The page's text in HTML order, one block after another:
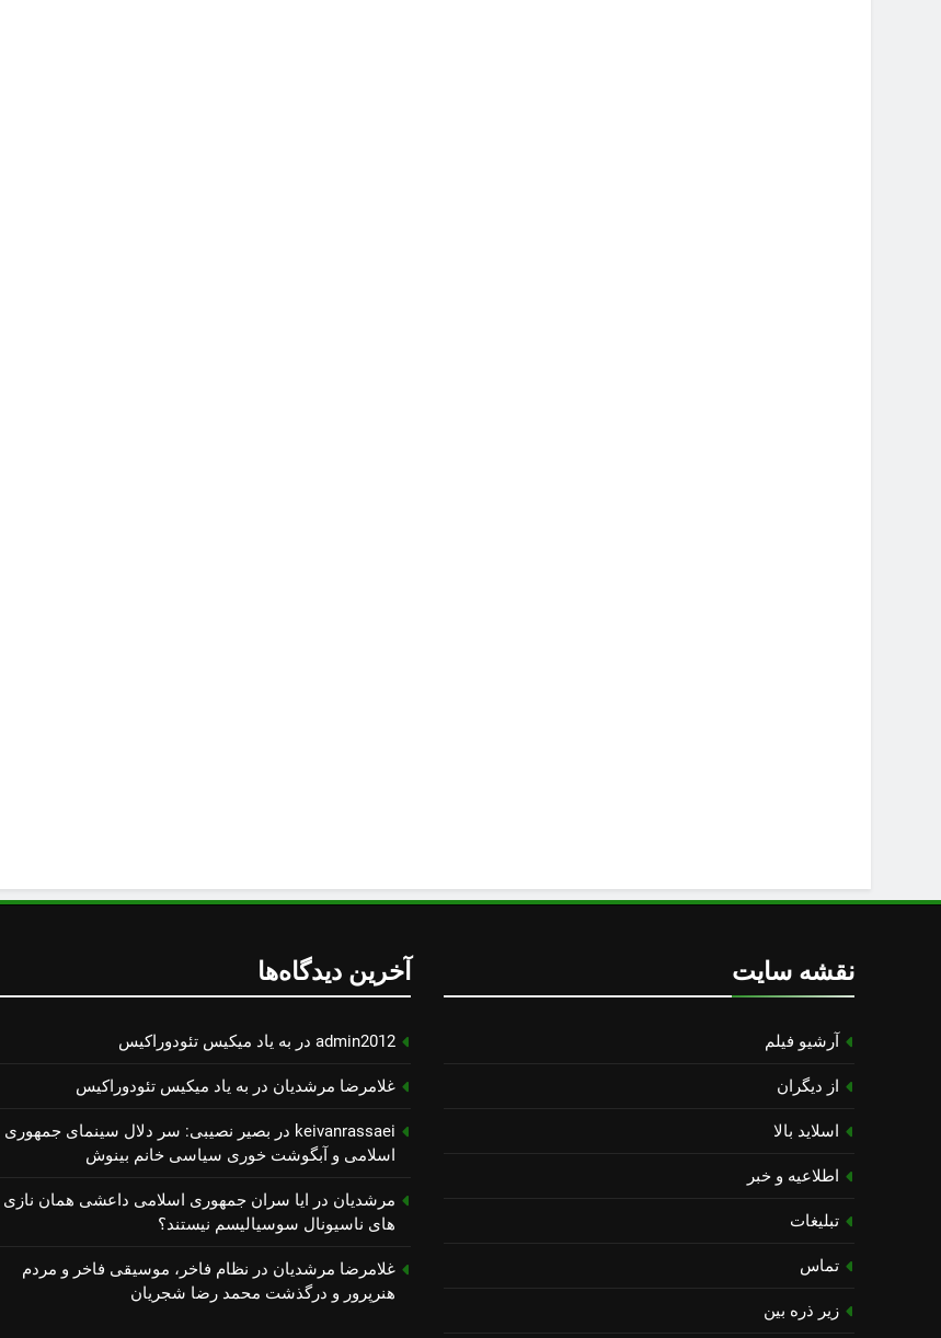
نقشه سایت
آرشیو فیلم
از دیگران
اسلاید بالا
اطلاعیه و خبر
تبلیغات
تماس
زیر ذره بین
آخرین دیدگاه‌ها
admin2012 در به یاد میكیس تئودوراكیس
غلامرضا مرشدیان در به یاد میكیس تئودوراكیس
keivanrassaei در بصیر نصیبی: سر دلال سینمای جمهوری
اسلامی و آبگوشت خوری سیاسی خانم بینوش
مرشدیان در ایا سران جمهوری اسلامی داعشی همان نازی
های ناسیونال سوسیالیسم نیستند؟
غلامرضا مرشدیان در نظام فاخر، موسیقی فاخر و مردم
هنرپرور و درگذشت محمد رضا شجریان